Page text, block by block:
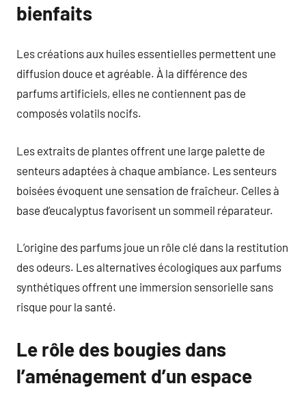
bienfaits
Les créations aux huiles essentielles permettent une
diffusion douce et agréable. À la différence des
parfums artificiels, elles ne contiennent pas de
composés volatils nocifs.
Les extraits de plantes offrent une large palette de
senteurs adaptées à chaque ambiance. Les senteurs
boisées évoquent une sensation de fraîcheur. Celles à
base d’eucalyptus favorisent un sommeil réparateur.
L’origine des parfums joue un rôle clé dans la restitution
des odeurs. Les alternatives écologiques aux parfums
synthétiques offrent une immersion sensorielle sans
risque pour la santé.
Le rôle des bougies dans
l’aménagement d’un espace